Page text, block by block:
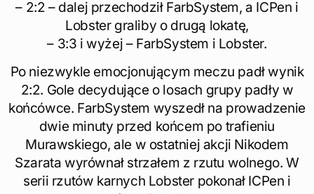
– 2:2 – dalej przechodził FarbSystem, a ICPen i
Lobster graliby o drugą lokatę,
– 3:3 i wyżej – FarbSystem i Lobster.
Po niezwykle emocjonującym meczu padł wynik
2:2. Gole decydujące o losach grupy padły w
końcówce. FarbSystem wyszedł na prowadzenie
dwie minuty przed końcem po trafieniu
Murawskiego, ale w ostatniej akcji Nikodem
Szarata wyrównał strzałem z rzutu wolnego. W
serii rzutów karnych Lobster pokonał ICPen i